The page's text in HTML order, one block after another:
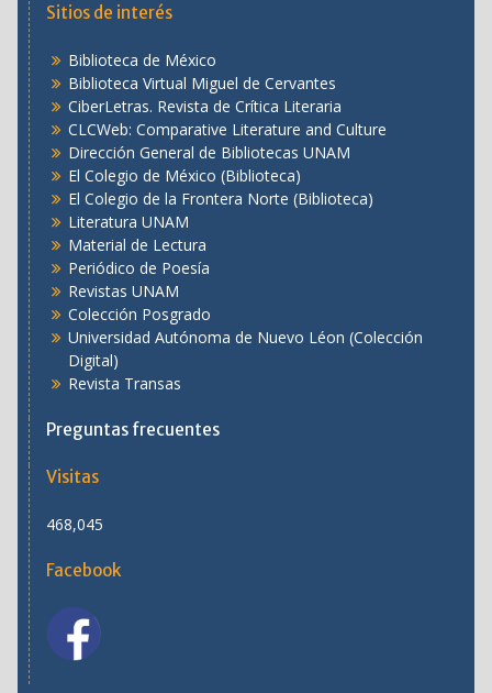
Sitios de interés
Biblioteca de México
Biblioteca Virtual Miguel de Cervantes
CiberLetras. Revista de Crítica Literaria
CLCWeb: Comparative Literature and Culture
Dirección General de Bibliotecas UNAM
El Colegio de México (Biblioteca)
El Colegio de la Frontera Norte (Biblioteca)
Literatura UNAM
Material de Lectura
Periódico de Poesía
Revistas UNAM
Colección Posgrado
Universidad Autónoma de Nuevo Léon (Colección
Digital)
Revista Transas
Preguntas frecuentes
Visitas
468,045
Facebook